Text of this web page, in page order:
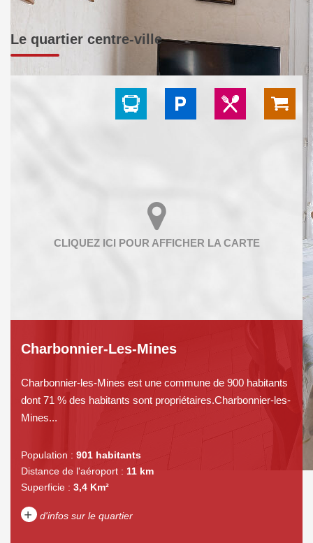
Le quartier centre-ville
Charbonnier-Les-Mines
Charbonnier-les-Mines est une commune de 900 habitants
dont 71 % des habitants sont propriétaires.Charbonnier-les-
Mines...
Population : 901 habitants
Distance de l'aéroport : 11 km
Superficie : 3,4 Km²
+ d'infos sur le quartier